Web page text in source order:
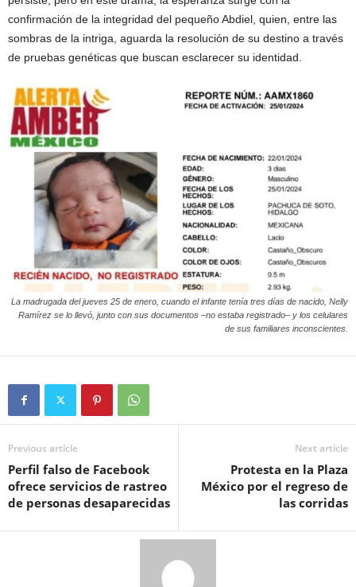
confirmación de la integridad del pequeño Abdiel, quien, entre las
sombras de la intriga, aguarda la resolución de su destino a través
de pruebas genéticas que buscan esclarecer su identidad.
La madrugada del jueves 25 de enero, cuando el infante tenía tres días de nacido, Nelly
Ramírez se lo llevó, junto con sus documentos –no estaba registrado– y los celulares
de sus familiares inconscientes.
Previous article
Perfil falso de Facebook
ofrece servicios de rastreo
de personas desaparecidas
Next article
Protesta en la Plaza
México por el regreso de
las corridas